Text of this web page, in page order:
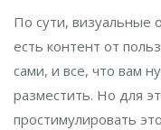
По сути, визуальные
есть контент от
сами, и все, что вам
разместить. Но для
простимулировать